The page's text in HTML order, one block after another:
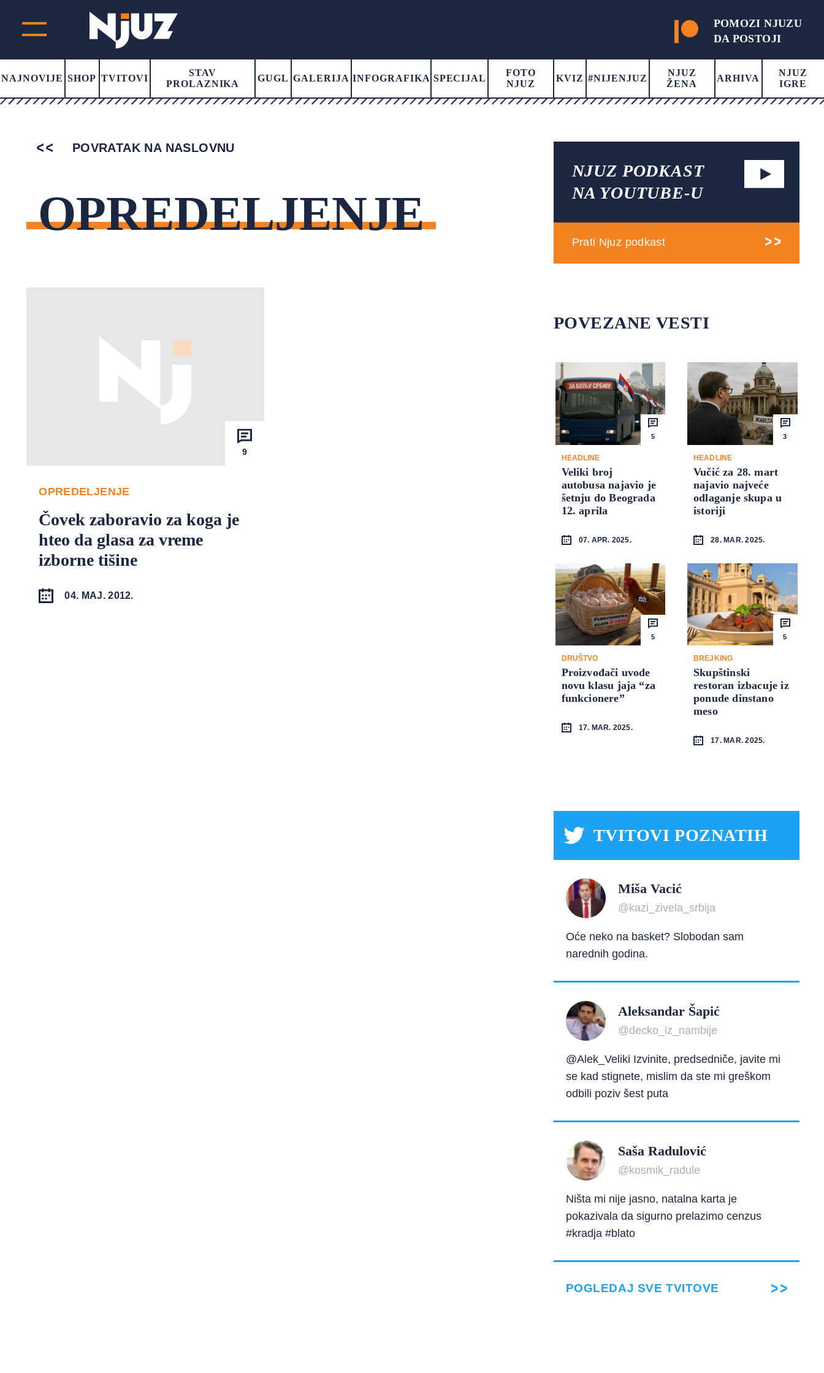
POMOZI NJUZU
DA POSTOJI
NAJNOVIJE SHOP TVITOVI
STAV
PROLAZNIKA
GUGL GALERIJA INFOGRAFIKA SPECIJAL
FOTO
NJUZ
KVIZ #NIJENJUZ
NJUZ
ŽENA
ARHIVA
NJUZ
IGRE
POVRATAK NA NASLOVNU
OPREDELJENJE
9
OPREDELJENJE
Čovek zaboravio za koga je
hteo da glasa za vreme
izborne tišine
04. MAJ. 2012.
NJUZ PODKAST
NA YOUTUBE-U
Prati Njuz podkast
POVEZANE VESTI
5
HEADLINE
Veliki broj
autobusa najavio je
šetnju do Beograda
12. aprila
07. APR. 2025.
3
HEADLINE
Vučić za 28. mart
najavio najveće
odlaganje skupa u
istoriji
28. MAR. 2025.
5
DRUŠTVO
Proizvođači uvode
novu klasu jaja “za
funkcionere”
17. MAR. 2025.
5
BREJKING
Skupštinski
restoran izbacuje iz
ponude dinstano
meso
17. MAR. 2025.
TVITOVI POZNATIH
Miša Vacić
@kazi_zivela_srbija
Oće neko na basket? Slobodan sam
narednih godina.
Aleksandar Šapić
@decko_iz_nambije
@Alek_Veliki Izvinite, predsedniče, javite mi
se kad stignete, mislim da ste mi greškom
odbili poziv šest puta
Saša Radulović
@kosmik_radule
Ništa mi nije jasno, natalna karta je
pokazivala da sigurno prelazimo cenzus
#kradja #blato
POGLEDAJ SVE TVITOVE